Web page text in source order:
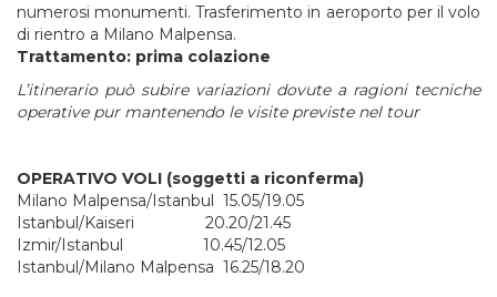
numerosi monumenti. Trasferimento in aeroporto per il volo
di rientro a Milano Malpensa.
Trattamento: prima colazione
L’itinerario può subire variazioni dovute a ragioni tecniche
operative pur mantenendo le visite previste nel tour
OPERATIVO VOLI (soggetti a riconferma)
Milano Malpensa/Istanbul 15.05/19.05
Istanbul/Kaiseri 20.20/21.45
Izmir/Istanbul 10.45/12.05
Istanbul/Milano Malpensa 16.25/18.20